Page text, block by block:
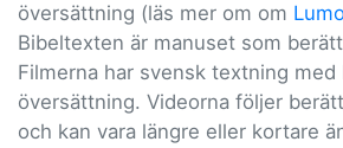
översättning (läs mer om om
Bibeltexten är manuset som
Filmerna har svensk textning med
översättning. Videorna följer
och kan vara längre eller kortare